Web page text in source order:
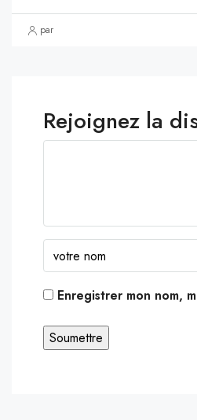
par
Rejoignez la
Enregistrer mon nom,